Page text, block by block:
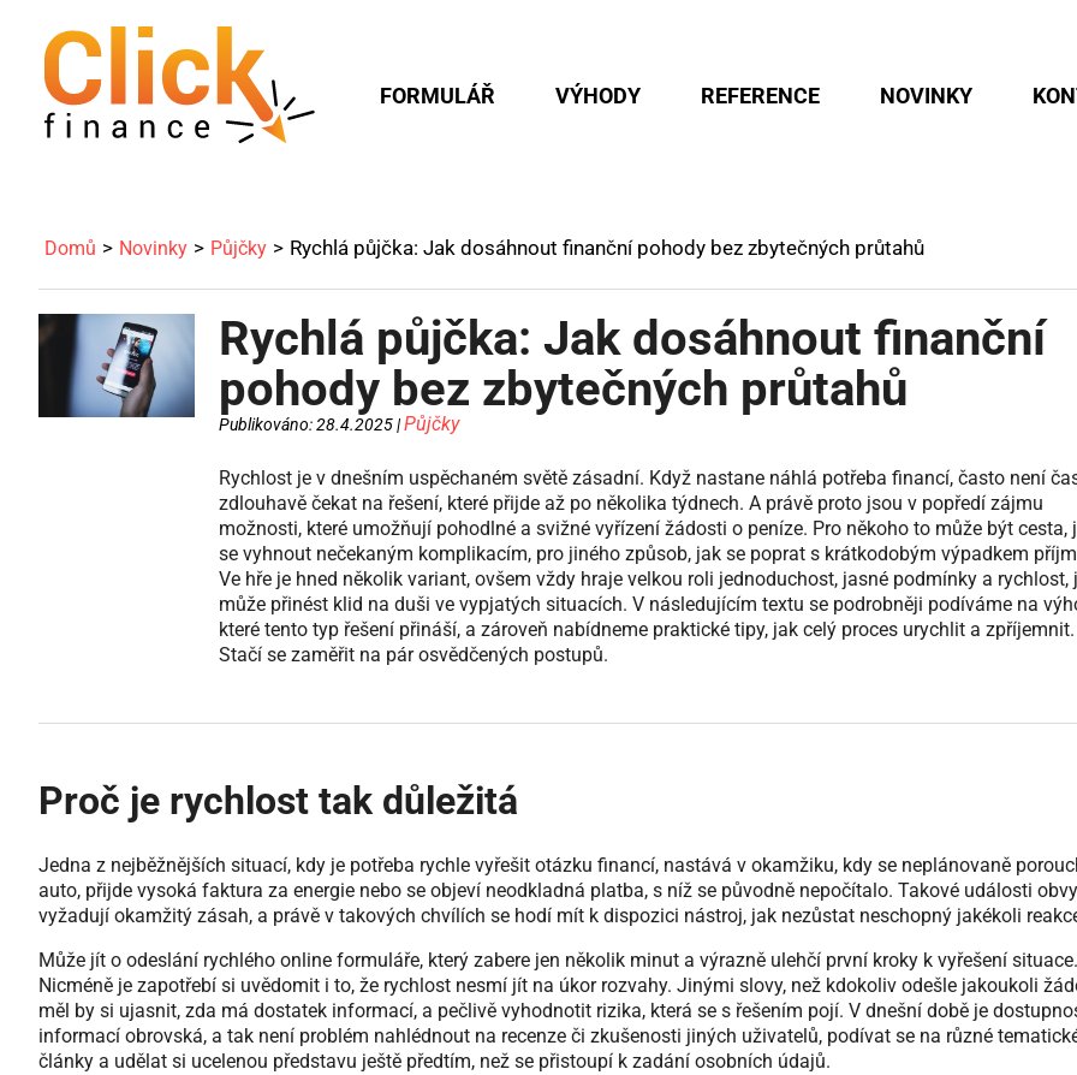
FORMULÁŘ VÝHODY REFERENCE NOVINKY
Domů Novinky Půjčky Rychlá půjčka: Jak dosáhnout finanční pohody bez zbytečných průtahů
Rychlá půjčka: Jak dosáhnout finanční
pohody bez zbytečných průtahů
Publikováno: 28.4.2025 |Půjčky
Rychlost je v dnešním uspěchaném světě zásadní. Když nastane náhlá potřeba financí, často není
zdlouhavě čekat na řešení, které přijde až po několika týdnech. A právě proto jsou v popředí zájmu
možnosti, které umožňují pohodlné a svižné vyřízení žádosti o peníze. Pro někoho to může být cesta,
se vyhnout nečekaným komplikacím, pro jiného způsob, jak se poprat s krátkodobým výpadkem
Ve hře je hned několik variant, ovšem vždy hraje velkou roli jednoduchost, jasné podmínky a rychlost,
může přinést klid na duši ve vypjatých situacích. V následujícím textu se podrobněji podíváme na
které tento typ řešení přináší, a zároveň nabídneme praktické tipy, jak celý proces urychlit a zpříjemnit.
Stačí se zaměřit na pár osvědčených postupů.
Proč je rychlost tak důležitá
Jedna z nejběžnějších situací, kdy je potřeba rychle vyřešit otázku financí, nastává v okamžiku, kdy se neplánovaně
auto, přijde vysoká faktura za energie nebo se objeví neodkladná platba, s níž se původně nepočítalo. Takové události
vyžadují okamžitý zásah, a právě v takových chvílích se hodí mít k dispozici nástroj, jak nezůstat neschopný jakékoli
Může jít o odeslání rychlého online formuláře, který zabere jen několik minut a výrazně ulehčí první kroky k vyřešení situace.
Nicméně je zapotřebí si uvědomit i to, že rychlost nesmí jít na úkor rozvahy. Jinými slovy, než kdokoliv odešle jakoukoli
měl by si ujasnit, zda má dostatek informací, a pečlivě vyhodnotit rizika, která se s řešením pojí. V dnešní době je
informací obrovská, a tak není problém nahlédnout na recenze či zkušenosti jiných uživatelů, podívat se na různé
články a udělat si ucelenou představu ještě předtím, než se přistoupí k zadání osobních údajů.